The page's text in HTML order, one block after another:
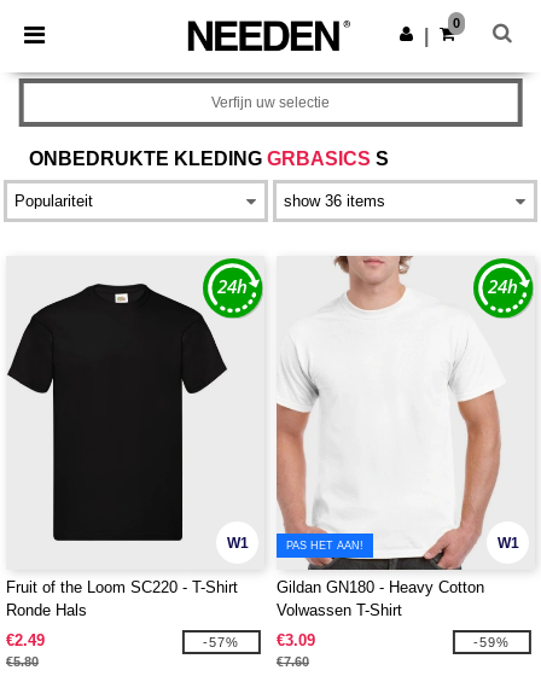
× Needen-app
Betere prijzen in de app!
Download app
0
ONBEDRUKTE KLEDING GRBASICS S
Verfijn uw selectie
W1
Fruit of the Loom SC220 - T-Shirt
Ronde Hals
€2.49
€5.80
-57%
W1
PAS HET AAN!
Gildan GN180 - Heavy Cotton
Volwassen T-Shirt
€3.09
€7.60
-59%